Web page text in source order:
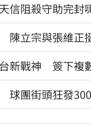
信阻殺守助完封
陳立宗與張維正
新戰神 簽下複
球團街頭狂發